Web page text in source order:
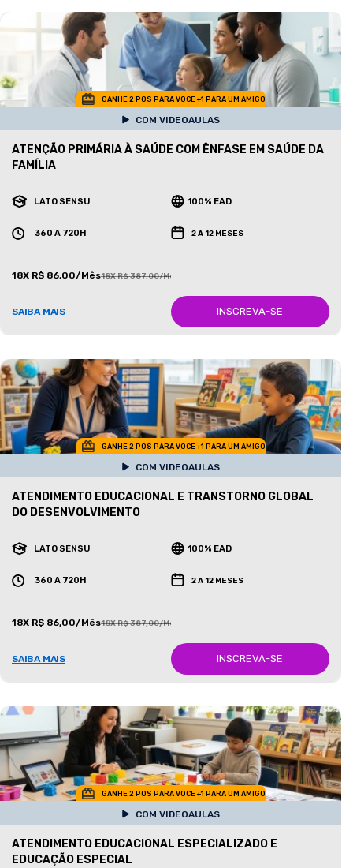
GANHE 2 POS PARA VOCE +1 PARA UM AMIGO
COM VIDEOAULAS
ATENÇÃO PRIMÁRIA À SAÚDE COM ÊNFASE EM SAÚDE DA
FAMÍLIA
LATO SENSU 100% EAD
360 A 720H 2 A 12 MESES
18X R$ 86,00/Mês18X R$ 387,00/Mês
SAIBA MAIS INSCREVA-SE
GANHE 2 POS PARA VOCE +1 PARA UM AMIGO
COM VIDEOAULAS
ATENDIMENTO EDUCACIONAL E TRANSTORNO GLOBAL
DO DESENVOLVIMENTO
LATO SENSU 100% EAD
360 A 720H 2 A 12 MESES
18X R$ 86,00/Mês18X R$ 387,00/Mês
SAIBA MAIS INSCREVA-SE
GANHE 2 POS PARA VOCE +1 PARA UM AMIGO
COM VIDEOAULAS
ATENDIMENTO EDUCACIONAL ESPECIALIZADO E
EDUCAÇÃO ESPECIAL